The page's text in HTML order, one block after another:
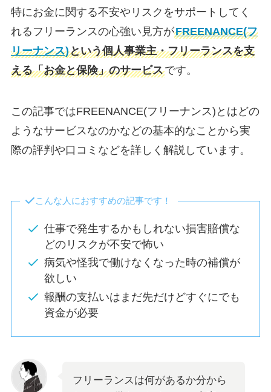
特にお金に関する不安やリスクをサポートしてく
れるフリーランスの心強い見方がFREENANCE(フ
リーナンス)という個人事業主・フリーランスを支
える「お金と保険」のサービスです。
この記事ではFREENANCE(フリーナンス)とはどの
ようなサービスなのかなどの基本的なことから実
際の評判や口コミなどを詳しく解説しています。
こんな人におすすめの記事です！
仕事で発生するかもしれない損害賠償な
どのリスクが不安で怖い
病気や怪我で働けなくなった時の補償が
欲しい
報酬の支払いはまだ先だけどすぐにでも
資金が必要
フリーランスは何があるか分から